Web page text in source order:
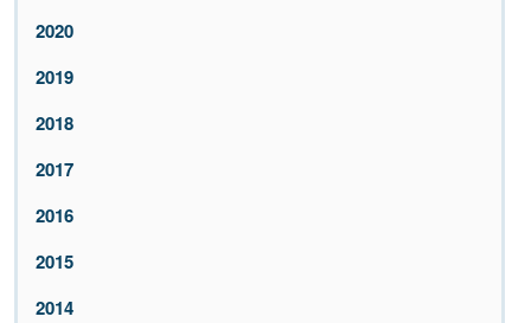
2020
2019
2018
2017
2016
2015
2014